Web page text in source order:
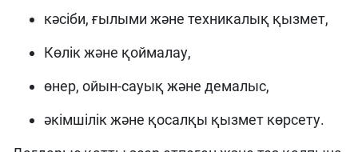
кәсіби, ғылыми және техникалық қызмет,
Көлік және қоймалау,
өнер, ойын-сауық және демалыс,
әкімшілік және қосалқы қызмет көрсету.